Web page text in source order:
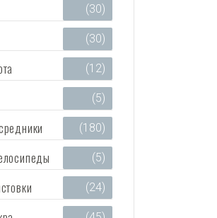
(30)
(30)
(12)
(5)
(180)
(5)
(24)